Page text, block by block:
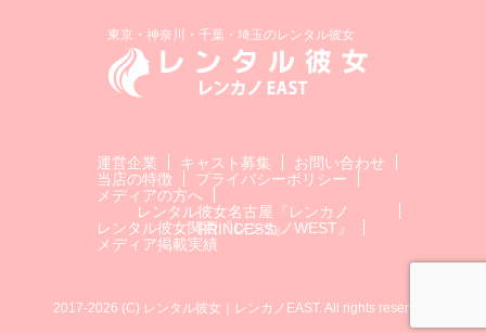
東京・神奈川・千葉・埼玉のレンタル彼女
運営企業 キャスト募集
お問い合わせ
当店の特徴
プライバシーポリシー
メディアの方へ
レンタル彼女名古屋『レンカノ
PRINCESS』
レンタル彼女関西『レンカノWEST』
メディア掲載実績
2017-2026 (C) レンタル彼女｜レンカノEAST. All rights reserved.